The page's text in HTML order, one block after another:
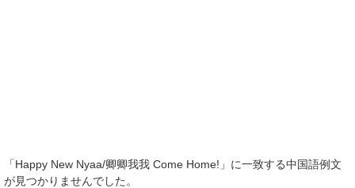
「Happy New Nyaa/卿卿我我 Come Home!」に一致する中国語例文
が見つかりませんでした。